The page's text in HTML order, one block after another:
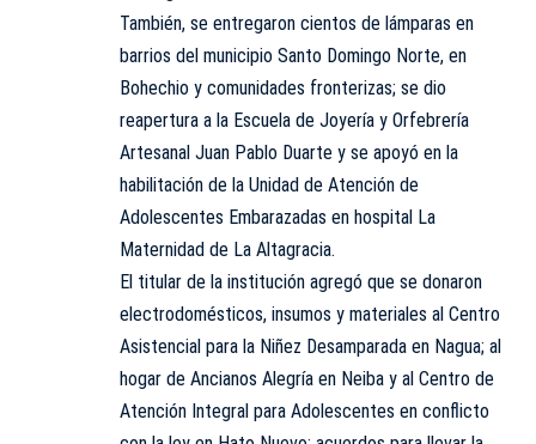
También, se entregaron cientos de lámparas en
barrios del municipio Santo Domingo Norte, en
Bohechio y comunidades fronterizas; se dio
reapertura a la Escuela de Joyería y Orfebrería
Artesanal Juan Pablo Duarte y se apoyó en la
habilitación de la Unidad de Atención de
Adolescentes Embarazadas en hospital La
Maternidad de La Altagracia.
El titular de la institución agregó que se donaron
electrodomésticos, insumos y materiales al Centro
Asistencial para la Niñez Desamparada en Nagua; al
hogar de Ancianos Alegría en Neiba y al Centro de
Atención Integral para Adolescentes en conflicto